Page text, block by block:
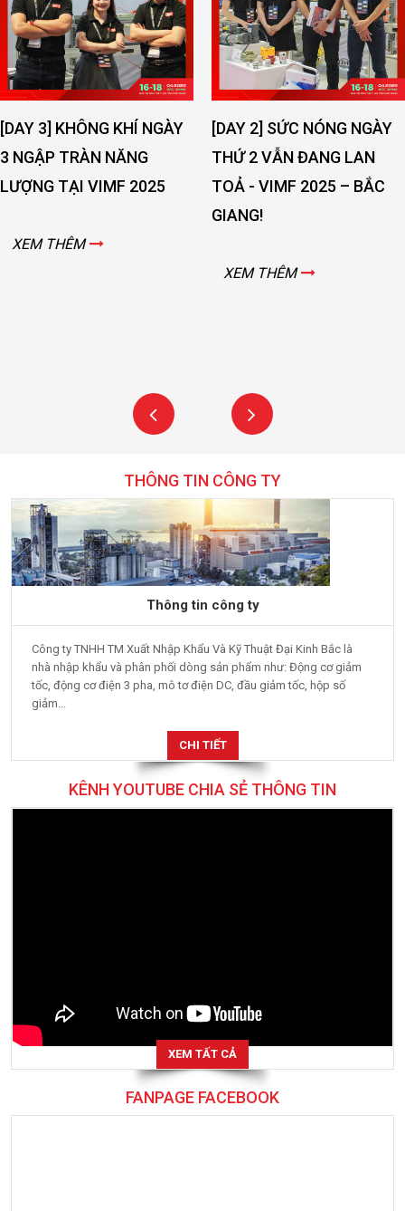
[DAY 2] SỨC NÓNG NGÀY
THỨ 2 VẪN ĐANG LAN
TOẢ - VIMF 2025 – BẮC
[DAY 1] – KHAI
LÃM VIMF 2025 –
GIANG!
THÔNG TIN CÔNG TY
Thông tin công ty
Công ty TNHH TM Xuất Nhập Khẩu Và Kỹ Thuật Đại Kinh Bắc là
nhà nhập khẩu và phân phối dòng sản phẩm như: Động cơ giảm
tốc, động cơ điện 3 pha, mô tơ điện DC, đầu giảm tốc, hộp số
giảm...
CHI TIẾT
KÊNH YOUTUBE CHIA SẺ THÔNG TIN
XEM TẤT CẢ
FANPAGE FACEBOOK